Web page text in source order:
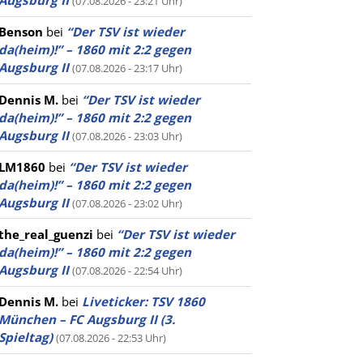
bei “Der TSV ist wieder
– 1860 mit 2:2 gegen
II (07.08.2026 - 23:17 Uhr)
M. bei “Der TSV ist wieder
– 1860 mit 2:2 gegen
II (07.08.2026 - 23:03 Uhr)
bei “Der TSV ist wieder
– 1860 mit 2:2 gegen
II (07.08.2026 - 23:02 Uhr)
bei “Der TSV ist wieder
– 1860 mit 2:2 gegen
II (07.08.2026 - 22:54 Uhr)
M. bei Liveticker: TSV 1860
– FC Augsburg II (3.
(07.08.2026 - 22:53 Uhr)